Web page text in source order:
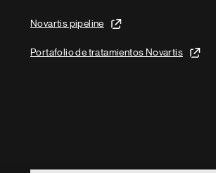
Novartis pipeline
Portafolio de tratamientos Novartis